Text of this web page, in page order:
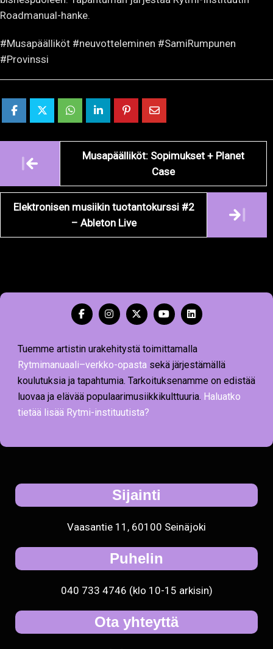
Roadmanual-hanke.
#Musapäälliköt #neuvotteleminen #SamiRumpunen
#Provinssi
Artikkelien
navigointi
Musapäälliköt: Sopimukset + Planet
Case
Elektronisen musiikin tuotantokurssi #2
– Ableton Live
Tuemme artistin urakehitystä toimittamalla
Rytmimanuaali–verkko-opasta
sekä järjestämällä
koulutuksia ja tapahtumia. Tarkoituksenamme on edistää
luovaa ja elävää populaarimusiikkikulttuuria. Haluatko
tietää lisää Rytmi-instituutista?
Sijainti
Vaasantie 11, 60100 Seinäjoki
Puhelin
040 733 4746 (klo 10-15 arkisin)
Ota yhteyttä